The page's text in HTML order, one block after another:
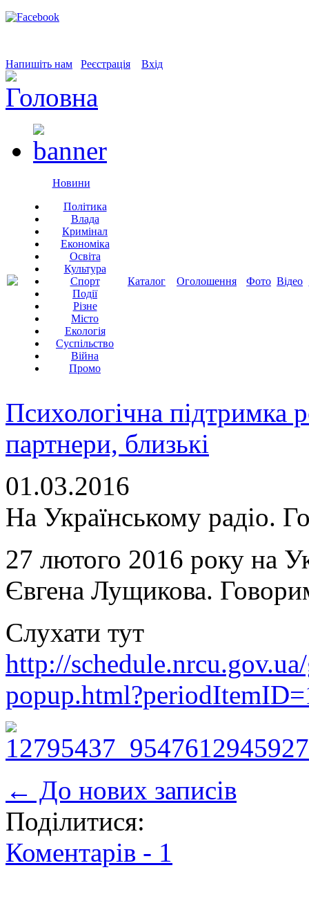
Напишіть нам Реєстрація Вхід
Новини
Політика
Влада
Кримінал
Економіка
Освіта
Культура
Спорт
Події
Різне
Місто
Екологія
Суспільство
Війна
Промо
Каталог Оголошення Фото Відео
Психологічна підтримка
партнери, близькі
01.03.2016
На Українському радіо.
27 лютого 2016 року на
Євгена Лущикова.
Слухати тут
http://
← До нових записів
Поділитися:
Коментарів - 1